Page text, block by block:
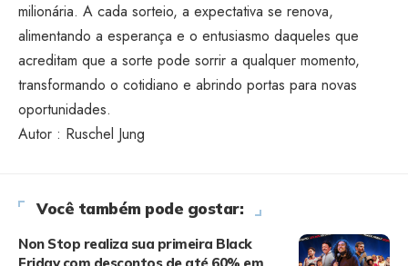
milionária. A cada sorteio, a expectativa se renova,
alimentando a esperança e o entusiasmo daqueles que
acreditam que a sorte pode sorrir a qualquer momento,
transformando o cotidiano e abrindo portas para novas
oportunidades.
Autor : Ruschel Jung
Você também pode gostar:
Non Stop realiza sua primeira Black